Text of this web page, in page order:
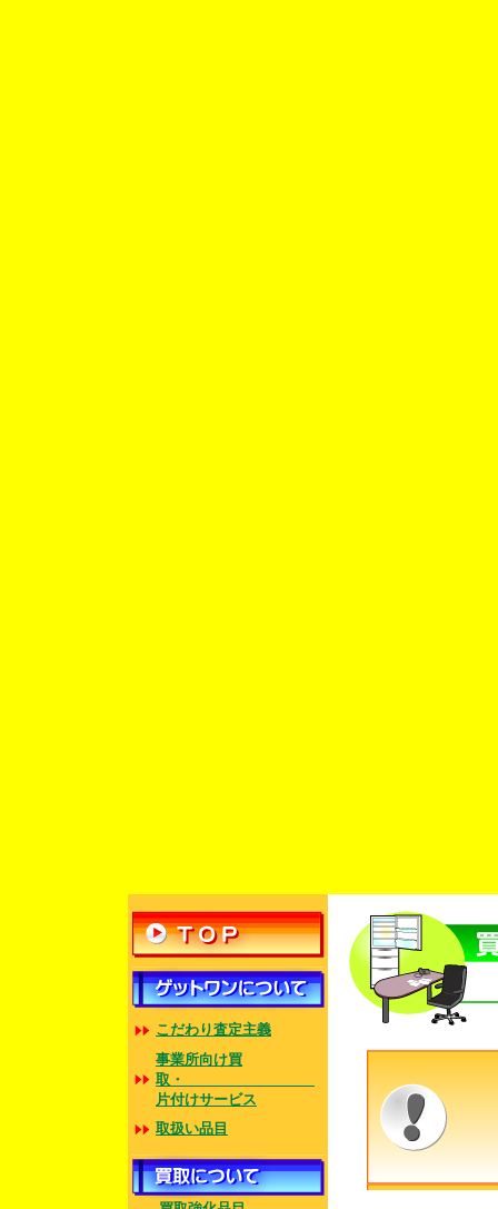
こだわり査定主義
事業所向け買
取・
片付けサービス
取扱い品目
買取
※買取の場
(運転免許
未成年の
※買取できな